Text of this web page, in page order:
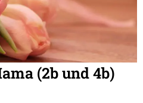
(2b und 4b)